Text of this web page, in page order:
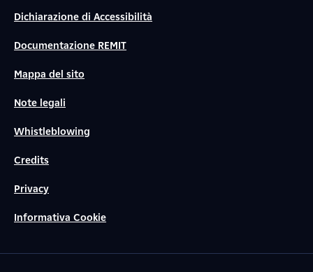
Dichiarazione di Accessibilità
Documentazione REMIT
Mappa del sito
Note legali
Whistleblowing
Credits
Privacy
Informativa Cookie